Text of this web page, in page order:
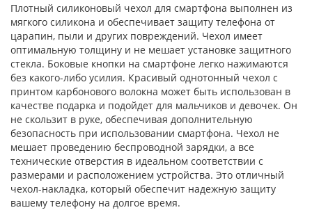
Плотный силиконовый чехол для смартфона выполнен из
мягкого силикона и обеспечивает защиту телефона от
царапин, пыли и других повреждений. Чехол имеет
оптимальную толщину и не мешает установке защитного
стекла. Боковые кнопки на смартфоне легко нажимаются
без какого-либо усилия. Красивый однотонный чехол с
принтом карбонового волокна может быть использован в
качестве подарка и подойдет для мальчиков и девочек. Он
не скользит в руке, обеспечивая дополнительную
безопасность при использовании смартфона. Чехол не
мешает проведению беспроводной зарядки, а все
технические отверстия в идеальном соответствии с
размерами и расположением устройства. Это отличный
чехол-накладка, который обеспечит надежную защиту
вашему телефону на долгое время.